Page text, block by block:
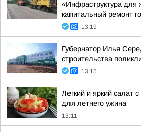
«Инфраструктура для
капитальный ремонт
13:19
Губернатор Илья
строительства
13:15
Легкий и яркий салат
для летнего ужина
13:11